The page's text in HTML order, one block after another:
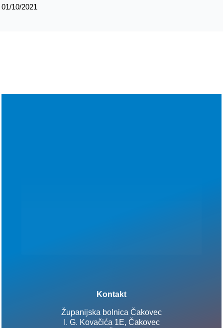
01/10/2021
Kontakt
Županijska bolnica Čakovec
I. G. Kovačića 1E, Čakovec